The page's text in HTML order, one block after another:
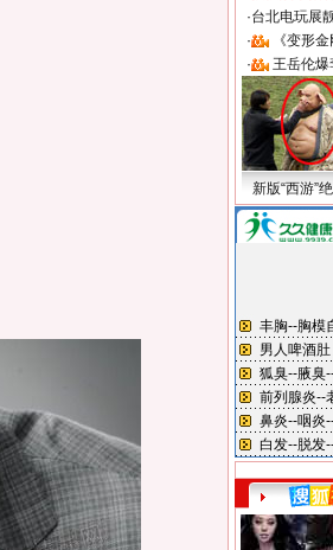
·台北电玩展
·
《变形
·
王岳伦爆
新版“西游”